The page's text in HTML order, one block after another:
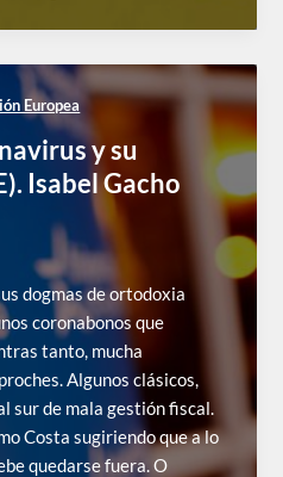
Europea
y su
Isabel Gacho
dogmas de ortodoxia
coronabonos que
tanto, mucha
Algunos clásicos,
sur de mala gestión fiscal.
Costa sugiriendo que a lo
quedarse fuera. O